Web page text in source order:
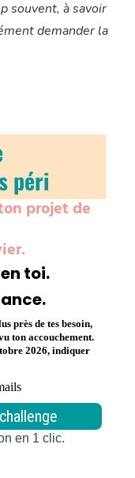
souvent, à savoir
demander la